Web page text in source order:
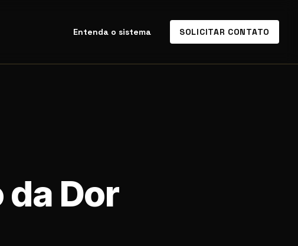
Entenda o sistema SOLICITAR CONTATO
Dor